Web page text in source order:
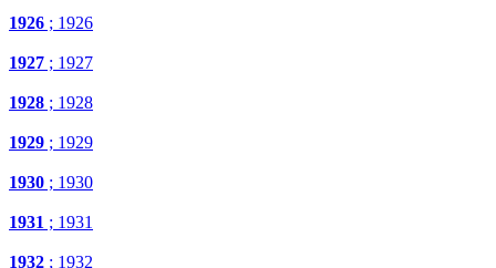
1926 ; 1926
1927 ; 1927
1928 ; 1928
1929 ; 1929
1930 ; 1930
1931 ; 1931
1932 ; 1932